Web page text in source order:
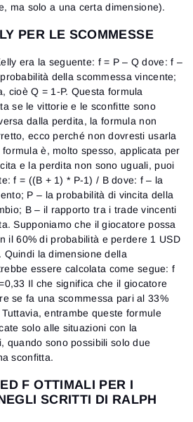
ma solo a una certa dimensione).
PER LE SCOMMESSE
era la seguente: f = P – Qdove: f –
della scommessa vincente;
cioè Q = 1-P. Questa formula
se le vittorie e le sconfitte sono
dalla perdita, la formula non
ecco perché non dovresti usarla
è, molto spesso, applicata per
e la perdita non sono uguali, puoi
f = ((B + 1) * P-1) / Bdove: f – la
P – la probabilità di vincita della
B – il rapporto tra i trade vincenti
Supponiamo che il giocatore possa
il 60% di probabilità e perdere 1 USD
la dimensione della
essere calcolata come segue: f
Il che significa che il giocatore
se fa una scommessa pari al 33%
entrambe queste formule
solo alle situazioni con la
quando sono possibili solo due
sconfitta.
F OTTIMALI PER I
SCRITTI DI RALPH